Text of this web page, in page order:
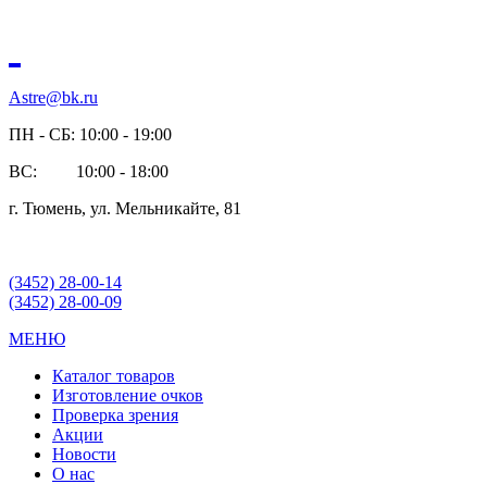
Astre@bk.ru
ПН - СБ: 10:00 - 19:00
ВС: 10:00 - 18:00
г. Тюмень, ул. Мельникайте, 81
(3452) 28-00-14
(3452) 28-00-09
МЕНЮ
Каталог товаров
Изготовление очков
Проверка зрения
Акции
Новости
О нас